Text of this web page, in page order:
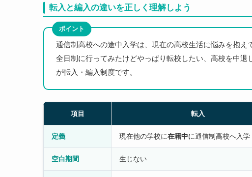
転入と編入の違いを正しく理解しよう
ポイント
通信制高校への途中入学は、現在の高校生活に悩みを抱
全日制に行ってみたけどやっぱり転校したい、高校を中
が転入・編入制度です。
項目 転入
定義 現在他の学校に在籍中に通信制高校へ入学
空白期間 生じない